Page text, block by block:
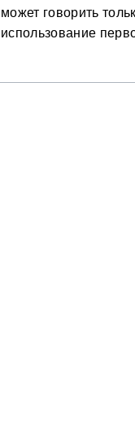
может говорить
использование